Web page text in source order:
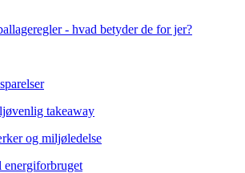
- hvad betyder de for jer?
takeaway
og miljøledelse
energiforbruget